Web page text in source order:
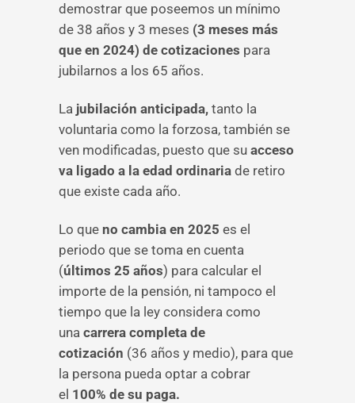
demostrar que poseemos un mínimo
de 38 años y 3 meses (3 meses más
que en 2024) de cotizaciones para
jubilarnos a los 65 años.
La jubilación anticipada, tanto la
voluntaria como la forzosa, también se
ven modificadas, puesto que su acceso
va ligado a la edad ordinaria de retiro
que existe cada año.
Lo que no cambia en 2025 es el
periodo que se toma en cuenta
(últimos 25 años) para calcular el
importe de la pensión, ni tampoco el
tiempo que la ley considera como
una carrera completa de
cotización (36 años y medio), para que
la persona pueda optar a cobrar
el 100% de su paga.